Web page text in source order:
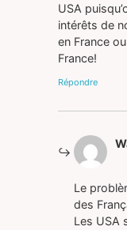
USA
intérêts de
en France
France!
Répondre
Le
des
Les USA